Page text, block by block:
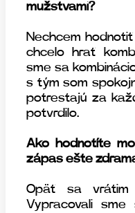
mužstvami?
Nechcem
chcelo hrať
sme sa
s tým som
potrestajú za
potvrdilo.
Ako hodnotíte
zápas ešte
Opäť sa vrátim
Vypracovali